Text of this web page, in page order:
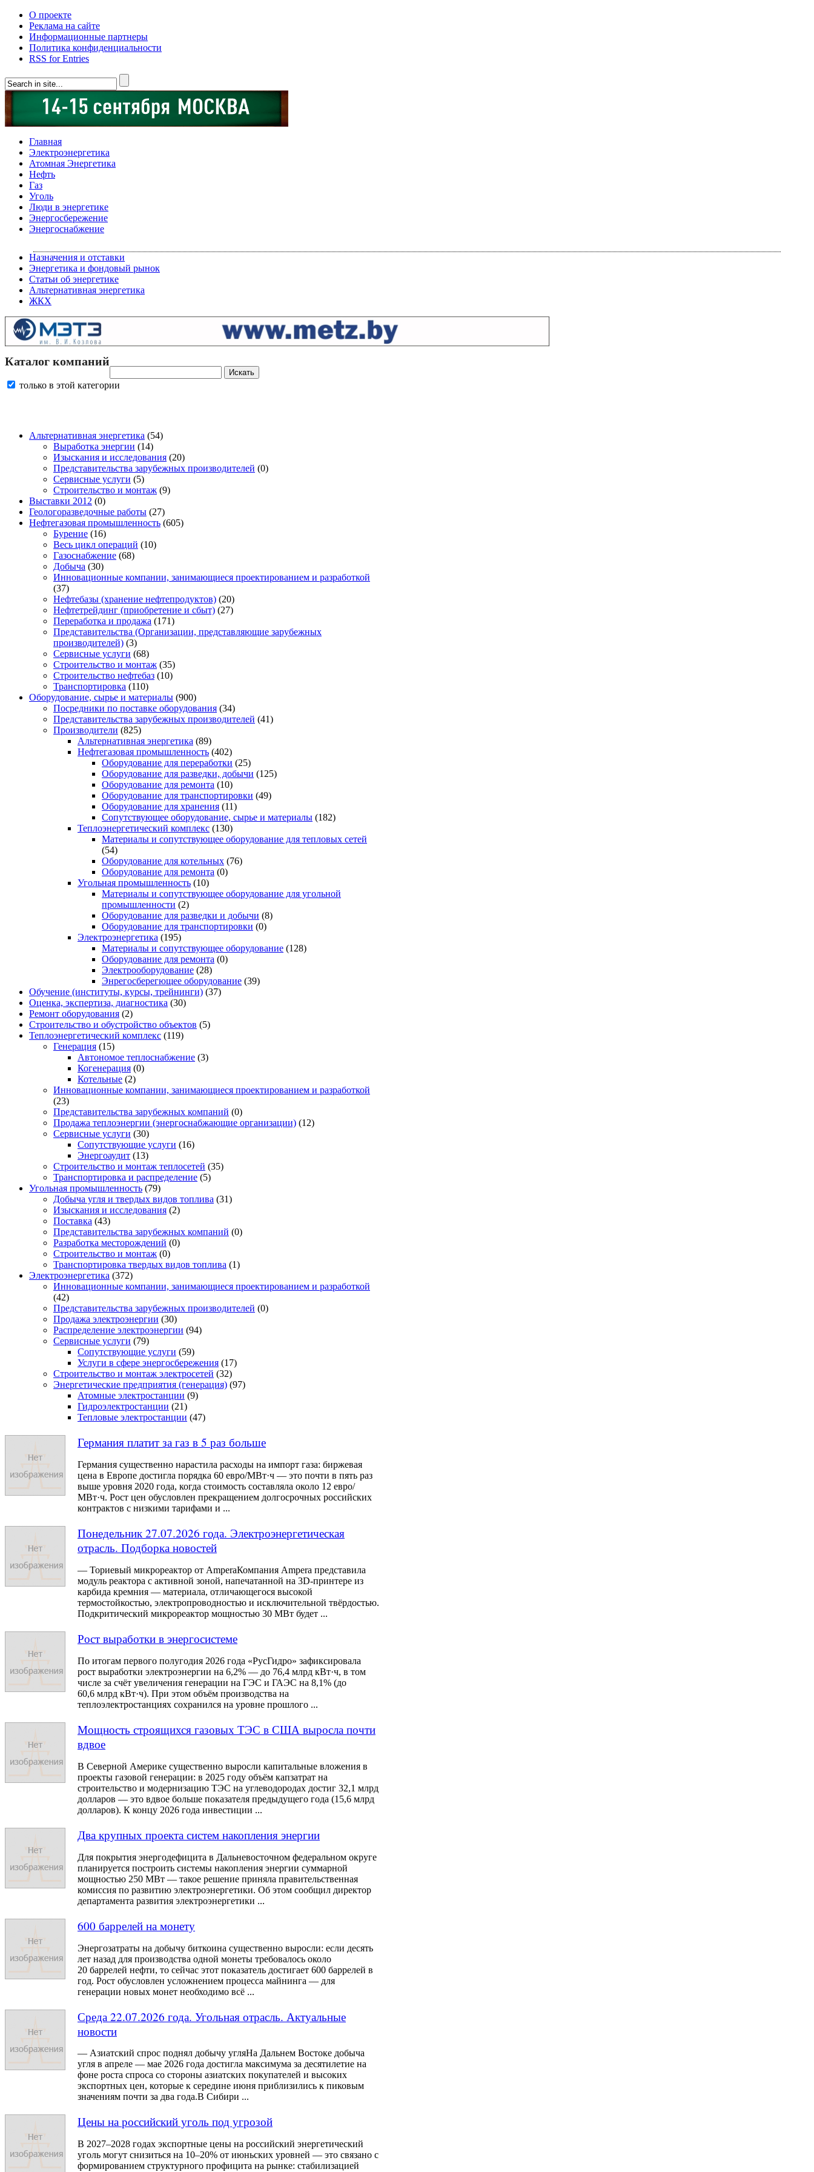
О проекте
Реклама на сайте
Информационные партнеры
Политика конфиденциальности
RSS for Entries
Главная
Электроэнергетика
Атомная Энергетика
Нефть
Газ
Уголь
Люди в энергетике
Энергосбережение
Энергоснабжение
Назначения и отставки
Энергетика и фондовый рынок
Статьи об энергетике
Альтернативная энергетика
ЖКХ
Каталог компаний
только в этой категории
Альтернативная энергетика (54)
Выработка энергии (14)
Изыскания и исследования (20)
Представительства зарубежных производителей (0)
Сервисные услуги (5)
Строительство и монтаж (9)
Выставки 2012 (0)
Геологоразведочные работы (27)
Нефтегазовая промышленность (605)
Бурение (16)
Весь цикл операций (10)
Газоснабжение (68)
Добыча (30)
Инновационные компании, занимающиеся проектированием и разработкой
(37)
Нефтебазы (хранение нефтепродуктов) (20)
Нефтетрейдинг (приобретение и сбыт) (27)
Переработка и продажа (171)
Представительства (Организации, представляющие зарубежных
производителей) (3)
Сервисные услуги (68)
Строительство и монтаж (35)
Строительство нефтебаз (10)
Транспортировка (110)
Оборудование, сырье и материалы (900)
Посредники по поставке оборудования (34)
Представительства зарубежных производителей (41)
Производители (825)
Альтернативная энергетика (89)
Нефтегазовая промышленность (402)
Оборудование для переработки (25)
Оборудование для разведки, добычи (125)
Оборудование для ремонта (10)
Оборудование для транспортировки (49)
Оборудование для хранения (11)
Сопутствующее оборудование, сырье и материалы (182)
Теплоэнергетический комплекс (130)
Материалы и сопутствующее оборудование для тепловых сетей
(54)
Оборудование для котельных (76)
Оборудование для ремонта (0)
Угольная промышленность (10)
Материалы и сопутствующее оборудование для угольной
промышленности (2)
Оборудование для разведки и добычи (8)
Оборудование для транспортировки (0)
Электроэнергетика (195)
Материалы и сопутствующее оборудование (128)
Оборудование для ремонта (0)
Электрооборудование (28)
Энрегосберегющее оборудование (39)
Обучение (институты, курсы, трейнинги) (37)
Оценка, экспертиза, диагностика (30)
Ремонт оборудования (2)
Строительство и обустройство объектов (5)
Теплоэнергетический комплекс (119)
Генерация (15)
Автономое теплоснабжение (3)
Когенерация (0)
Котельные (2)
Инновационные компании, занимающиеся проектированием и разработкой
(23)
Представительства зарубежных компаний (0)
Продажа теплоэнергии (энергоснабжающие организации) (12)
Сервисные услуги (30)
Сопутствующие услуги (16)
Энергоаудит (13)
Строительство и монтаж теплосетей (35)
Транспортировка и распределение (5)
Угольная промышленность (79)
Добыча угля и твердых видов топлива (31)
Изыскания и исследования (2)
Поставка (43)
Представительства зарубежных компаний (0)
Разработка месторождений (0)
Строительство и монтаж (0)
Транспортировка твердых видов топлива (1)
Электроэнергетика (372)
Инновационные компании, занимающиеся проектированием и разработкой
(42)
Представительства зарубежных производителей (0)
Продажа электроэнергии (30)
Распределение электроэнергии (94)
Сервисные услуги (79)
Сопутствующие услуги (59)
Услуги в сфере энергосбережения (17)
Строительство и монтаж электросетей (32)
Энергетические предприятия (генерация) (97)
Атомные электростанции (9)
Гидроэлектростанции (21)
Тепловые электростанции (47)
Германия платит за газ в 5 раз больше
Германия существенно нарастила расходы на импорт газа: биржевая
цена в Европе достигла порядка 60 евро/МВт·ч — это почти в пять раз
выше уровня 2020 года, когда стоимость составляла около 12 евро/
МВт·ч. Рост цен обусловлен прекращением долгосрочных российских
контрактов с низкими тарифами и ...
Понедельник 27.07.2026 года. Электроэнергетическая
отрасль. Подборка новостей
— Ториевый микрореактор от AmperaКомпания Ampera представила
модуль реактора с активной зоной, напечатанной на 3D‑принтере из
карбида кремния — материала, отличающегося высокой
термостойкостью, электропроводностью и исключительной твёрдостью.
Подкритический микрореактор мощностью 30 МВт будет ...
Рост выработки в энергосистеме
По итогам первого полугодия 2026 года «РусГидро» зафиксировала
рост выработки электроэнергии на 6,2% — до 76,4 млрд кВт·ч, в том
числе за счёт увеличения генерации на ГЭС и ГАЭС на 8,1% (до
60,6 млрд кВт·ч). При этом объём производства на
теплоэлектростанциях сохранился на уровне прошлого ...
Мощность строящихся газовых ТЭС в США выросла почти
вдвое
В Северной Америке существенно выросли капитальные вложения в
проекты газовой генерации: в 2025 году объём капзатрат на
строительство и модернизацию ТЭС на углеводородах достиг 32,1 млрд
долларов — это вдвое больше показателя предыдущего года (15,6 млрд
долларов). К концу 2026 года инвестиции ...
Два крупных проекта систем накопления энергии
Для покрытия энергодефицита в Дальневосточном федеральном округе
планируется построить системы накопления энергии суммарной
мощностью 250 МВт — такое решение приняла правительственная
комиссия по развитию электроэнергетики. Об этом сообщил директор
департамента развития электроэнергетики ...
600 баррелей на монету
Энергозатраты на добычу биткоина существенно выросли: если десять
лет назад для производства одной монеты требовалось около
20 баррелей нефти, то сейчас этот показатель достигает 600 баррелей в
год. Рост обусловлен усложнением процесса майнинга — для
генерации новых монет необходимо всё ...
Среда 22.07.2026 года. Угольная отрасль. Актуальные
новости
— Азиатский спрос поднял добычу угляНа Дальнем Востоке добыча
угля в апреле — мае 2026 года достигла максимума за десятилетие на
фоне роста спроса со стороны азиатских покупателей и высоких
экспортных цен, которые к середине июня приблизились к пиковым
значениям почти за два года.В Сибири ...
Цены на российский уголь под угрозой
В 2027–2028 годах экспортные цены на российский энергетический
уголь могут снизиться на 10–20% от июньских уровней — это связано с
формированием структурного профицита на рынке: стабилизацией